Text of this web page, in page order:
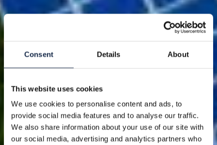
Consent Details About
This website uses cookies
We use cookies to personalise content and ads, to
provide social media features and to analyse our traffic.
We also share information about your use of our site with
our social media, advertising and analytics partners who